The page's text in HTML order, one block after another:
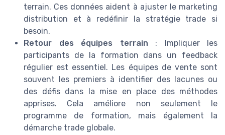
terrain. Ces données aident à ajuster le marketing
distribution et à redéfinir la stratégie trade si
besoin.
Retour des équipes terrain : Impliquer les
participants de la formation dans un feedback
régulier est essentiel. Les équipes de vente sont
souvent les premiers à identifier des lacunes ou
des défis dans la mise en place des méthodes
apprises. Cela améliore non seulement le
programme de formation, mais également la
démarche trade globale.